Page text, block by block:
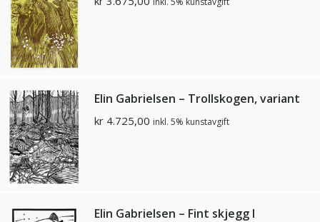
Elin Gabrielsen – Trollskogen, variant
kr 4.725,00 inkl. 5% kunstavgift
Elin Gabrielsen – Fint skjegg I